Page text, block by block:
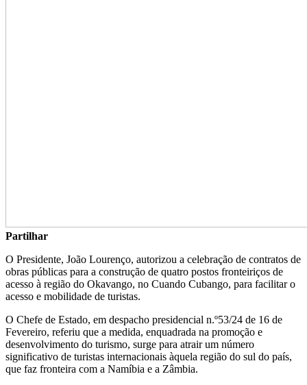
Partilhar
O Presidente, João Lourenço, autorizou a celebração de contratos de
obras públicas para a construção de quatro postos fronteiriços de
acesso à região do Okavango, no Cuando Cubango, para facilitar o
acesso e mobilidade de turistas.
O Chefe de Estado, em despacho presidencial n.º53/24 de 16 de
Fevereiro, referiu que a medida, enquadrada na promoção e
desenvolvimento do turismo, surge para atrair um número
significativo de turistas internacionais àquela região do sul do país,
que faz fronteira com a Namíbia e a Zâmbia.